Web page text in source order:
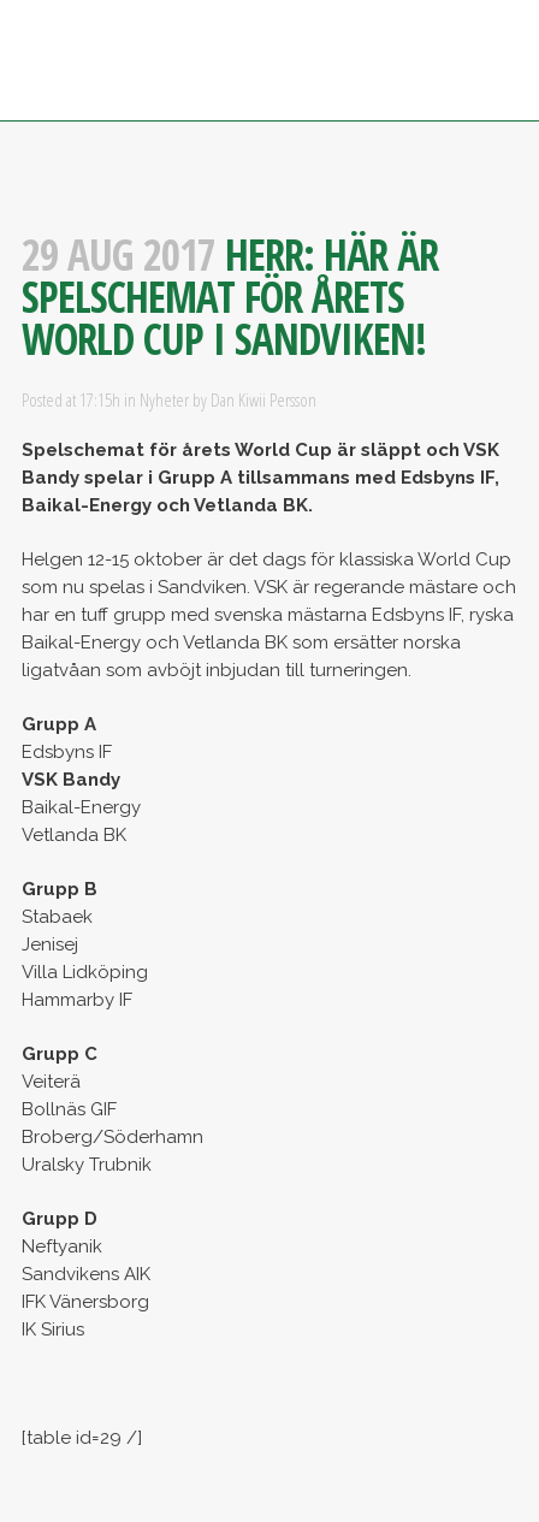
29 AUG 2017 HERR: HÄR ÄR
SPELSCHEMAT FÖR ÅRETS
WORLD CUP I SANDVIKEN!
Posted at 17:15h in Nyheter by Dan Kiwii Persson
Spelschemat för årets World Cup är släppt och VSK
Bandy spelar i Grupp A tillsammans med Edsbyns IF,
Baikal-Energy och Vetlanda BK.
Helgen 12-15 oktober är det dags för klassiska World Cup
som nu spelas i Sandviken. VSK är regerande mästare och
har en tuff grupp med svenska mästarna Edsbyns IF, ryska
Baikal-Energy och Vetlanda BK som ersätter norska
ligatvåan som avböjt inbjudan till turneringen.
Grupp A
Edsbyns IF
VSK Bandy
Baikal-Energy
Vetlanda BK
Grupp B
Stabaek
Jenisej
Villa Lidköping
Hammarby IF
Grupp C
Veiterä
Bollnäs GIF
Broberg/Söderhamn
Uralsky Trubnik
Grupp D
Neftyanik
Sandvikens AIK
IFK Vänersborg
IK Sirius
[table id=29 /]